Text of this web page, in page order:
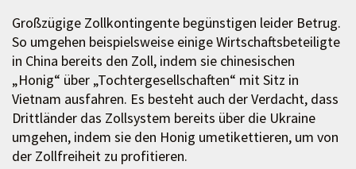
Großzügige Zollkontingente begünstigen leider Betrug.
So umgehen beispielsweise einige Wirtschaftsbeteiligte
in China bereits den Zoll, indem sie chinesischen
„Honig“ über „Tochtergesellschaften“ mit Sitz in
Vietnam ausfahren. Es besteht auch der Verdacht, dass
Drittländer das Zollsystem bereits über die Ukraine
umgehen, indem sie den Honig umetikettieren, um von
der Zollfreiheit zu profitieren.